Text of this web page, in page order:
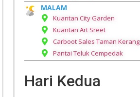
MALAM
Kuantan City Garden
Kuantan Art Sreet
Carboot Sales Taman Kerang
Pantai Teluk Cempedak
Hari Kedua